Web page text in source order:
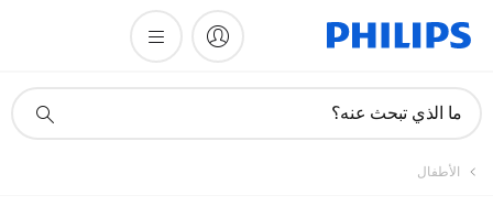
دعم
ما الذي تبحث عنه؟
الأطفال